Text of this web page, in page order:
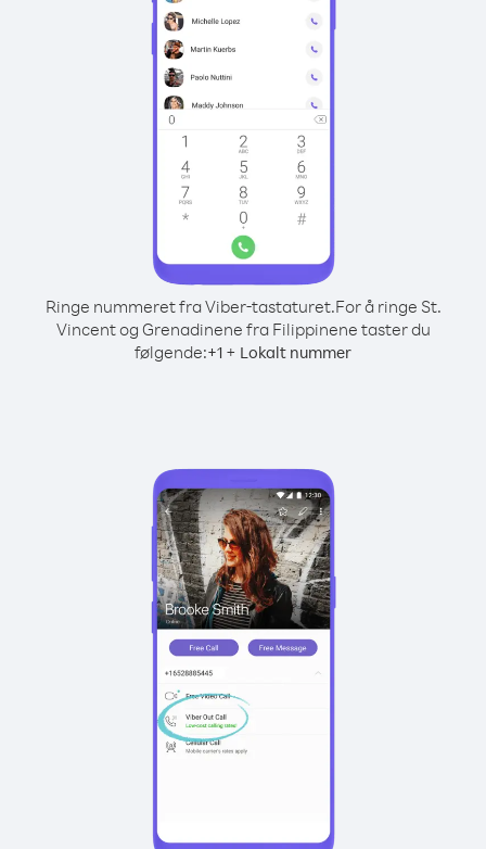
Ringe nummeret fra Viber-tastaturet.For å ringe St.
Vincent og Grenadinene fra Filippinene taster du
følgende:+1 + Lokalt nummer